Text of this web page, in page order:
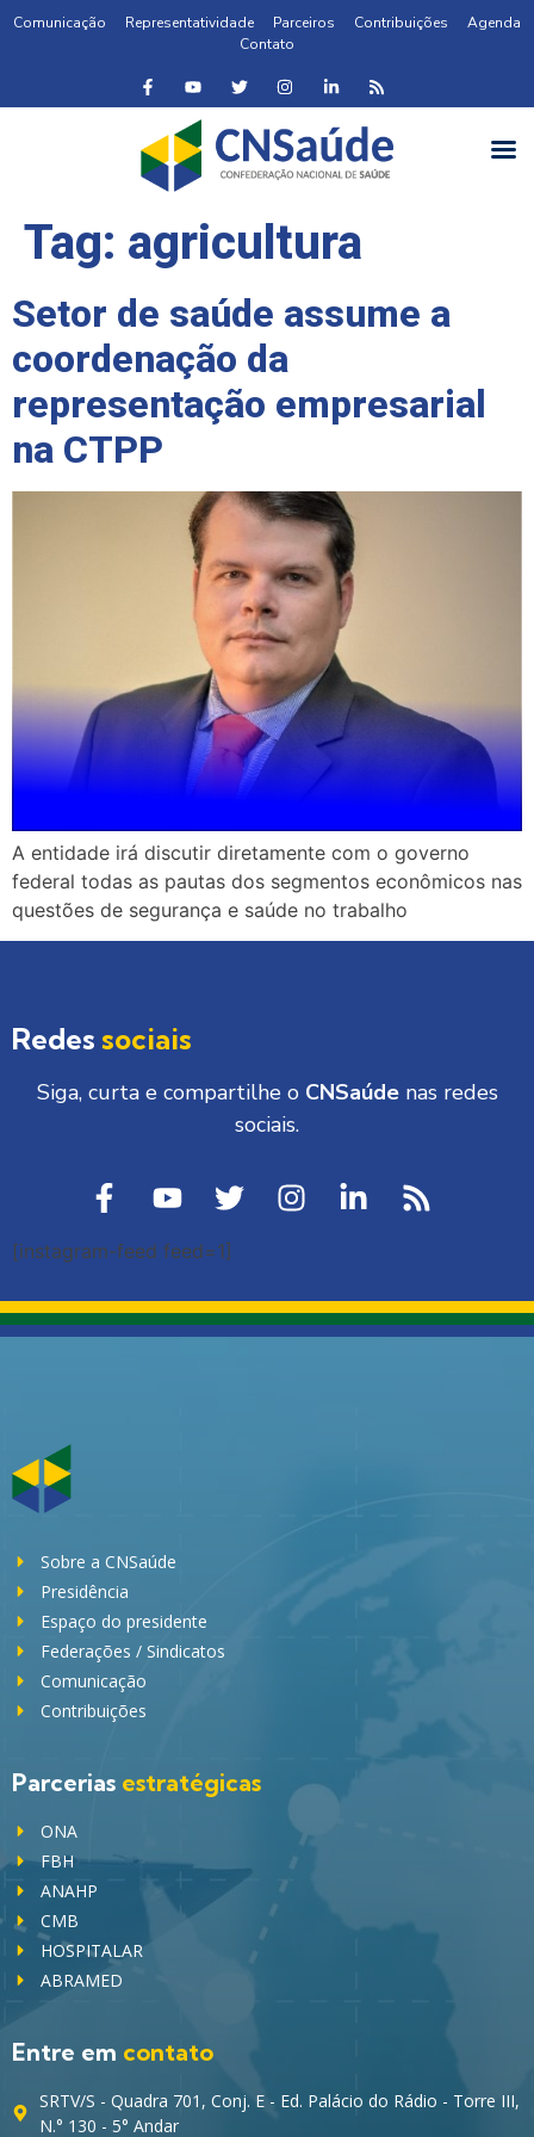
Comunicação Representatividade Parceiros Contribuições
Agenda
Contato
Tag: agricultura
Setor de saúde assume a
coordenação da
representação empresarial
na CTPP
A entidade irá discutir diretamente com o governo
federal todas as pautas dos segmentos econômicos nas
questões de segurança e saúde no trabalho
Redes sociais
Siga, curta e compartilhe o CNSaúdenas redes
sociais.
[instagram-feed feed=1]
Sobre a CNSaúde
Presidência
Espaço do presidente
Federações / Sindicatos
Comunicação
Contribuições
Parcerias estratégicas
ONA
FBH
ANAHP
CMB
HOSPITALAR
ABRAMED
Entre em contato
SRTV/S - Quadra 701, Conj. E - Ed. Palácio do Rádio - Torre III,
N.° 130 - 5° Andar